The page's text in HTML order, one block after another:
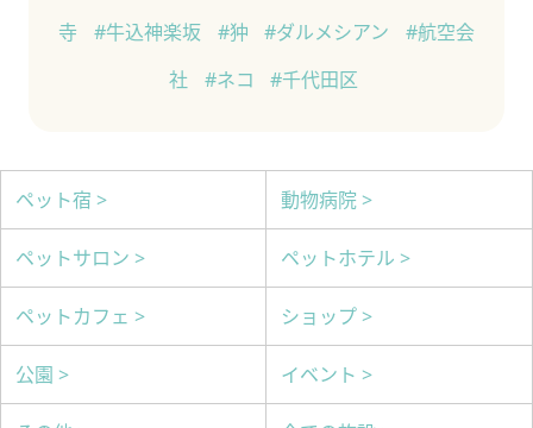
寺
#牛込神楽坂 #狆 #ダルメシアン
#航空会
社
#ネコ #千代田区
ペット宿 > 動物病院 >
ペットサロン > ペットホテル >
ペットカフェ > ショップ >
公園 > イベント >